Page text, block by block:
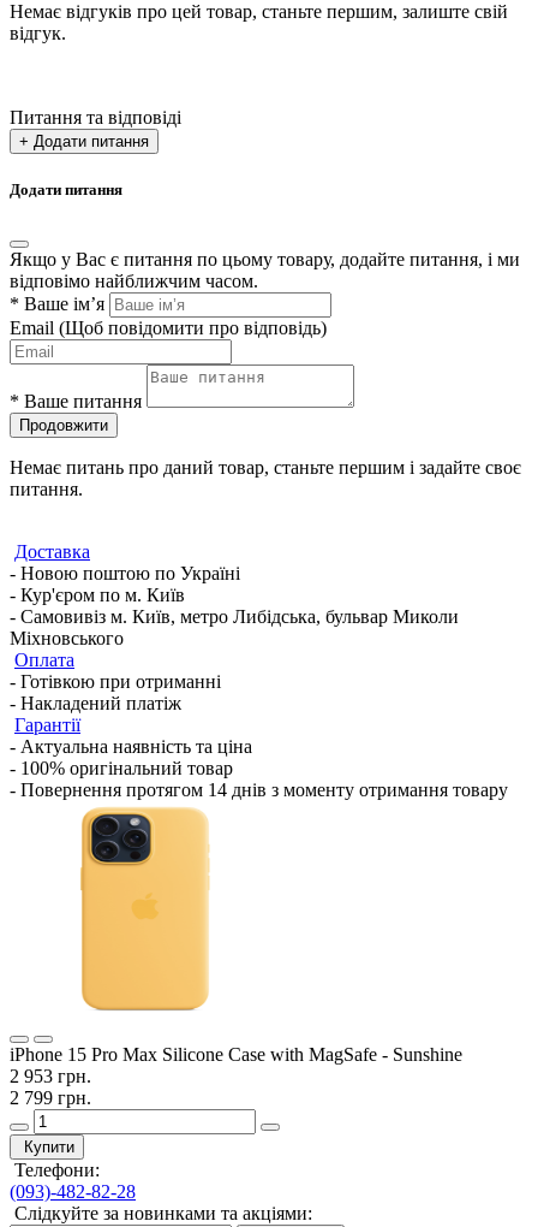
Немає відгуків про цей товар, станьте першим, залиште свій
відгук.
Питання та відповіді
+ Додати питання
Додати питання
Якщо у Вас є питання по цьому товару, додайте питання, і ми
відповімо найближчим часом.
* Ваше ім’я
Email (Щоб повідомити про відповідь)
* Ваше питання
Продовжити
Немає питань про даний товар, станьте першим і задайте своє
питання.
Доставка
- Новою поштою по Україні
- Кур'єром по м. Київ
- Самовивіз м. Київ, метро Либідська, бульвар Миколи
Міхновського
Оплата
- Готівкою при отриманні
- Накладений платіж
Гарантії
- Актуальна наявність та ціна
- 100% оригінальний товар
- Повернення протягом 14 днів з моменту отримання товару
iPhone 15 Pro Max Silicone Case with MagSafe - Sunshine
2 953 грн.
2 799 грн.
Купити
Телефони:
(093)-482-82-28
Слідкуйте за новинками та акціями: